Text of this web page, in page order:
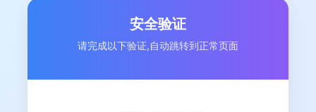
安全验证
请完成以下验证,自动跳转到正常页面